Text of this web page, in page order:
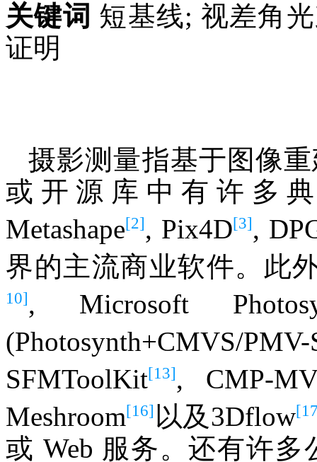
关键词 短基线; 视差角
证明
摄影测量指基于图像
或开源库中有许多
Metashape[2], Pix4D[3],
界的主流商业软件。此
10], Microsoft
(Photosynth+CMVS/
SFMToolKit[13], CMP-
Meshroom[16] 以及3Dflow
或 Web 服务。还有许